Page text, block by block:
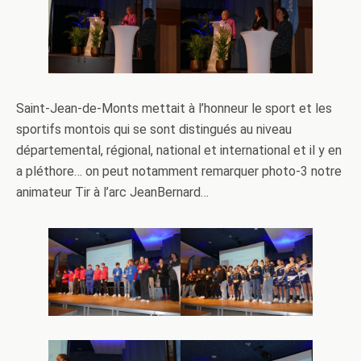
Saint-Jean-de-Monts mettait à l’honneur le sport et les
sportifs montois qui se sont distingués au niveau
départemental, régional, national et international et il y en
a pléthore… on peut notamment remarquer photo-3 notre
animateur Tir à l’arc JeanBernard…